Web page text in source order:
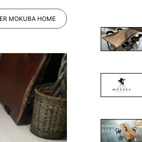
納品事例
納品事例（住宅・インテリア）
納品事例（店舗・オフィス）
お客様の声
コーディネート集
INFORMATION
NEWS
MOKUBA HOME